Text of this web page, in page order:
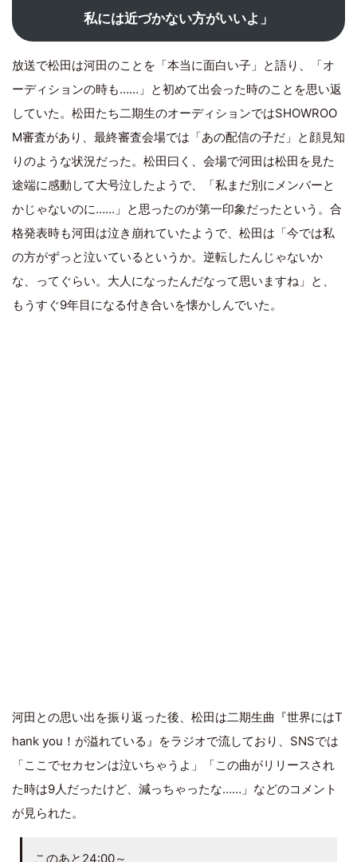
私には近づかない方がいいよ」
放送で松田は河田のことを「本当に面白い子」と語り、「オ
ーディションの時も……」と初めて出会った時のことを思い返
していた。松田たち二期生のオーディションではSHOWROO
M審査があり、最終審査会場では「あの配信の子だ」と顔見知
りのような状況だった。松田曰く、会場で河田は松田を見た
途端に感動して大号泣したようで、「私まだ別にメンバーと
かじゃないのに……」と思ったのが第一印象だったという。合
格発表時も河田は泣き崩れていたようで、松田は「今では私
の方がずっと泣いているというか。逆転したんじゃないか
な、ってぐらい。大人になったんだなって思いますね」と、
もうすぐ9年目になる付き合いを懐かしんでいた。
河田との思い出を振り返った後、松田は二期生曲『世界にはT
hank you！が溢れている』をラジオで流しており、SNSでは
「ここでセカセンは泣いちゃうよ」「この曲がリリースされ
た時は9人だったけど、減っちゃったな……」などのコメント
が見られた。
このあと24:00～